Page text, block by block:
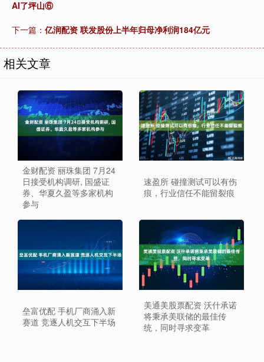
AI了坪山⑥
下一篇： 亿润配资 联发股份上半年归母净利润184亿元
相关文章
金财配资 丽珠集团 7月24
日接受机构调研, 国盛证
券、华夏久盈等多家机构
参与
速盈所 碰撞测试可以有伤
痕，行业信任不能留裂痕
垒富优配 手机厂商涌入新
赛道 竞逐人机交互下半场
美通美股票配资 沃什承诺
将秉承美联储的最佳传
统，同时寻求变革